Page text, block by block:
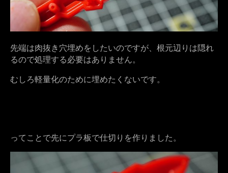
先端は肉抜き穴埋めをしたいのですが、根元辺りは隠れ
るので処理する必要はありません。
むしろ軽量化のために埋めたくないです。
ってことで先にプラ板で仕切りを作りました。